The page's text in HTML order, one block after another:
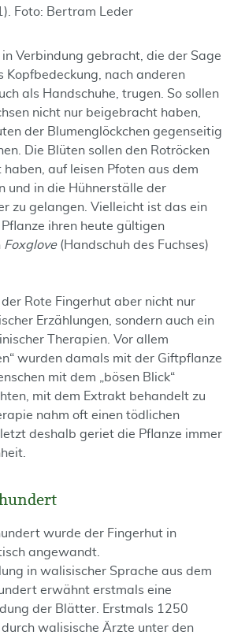
Foto: Bertram Leder
in Verbindung gebracht, die der Sage
Kopfbedeckung, nach anderen
als Handschuhe, trugen. So sollen
nicht nur beigebracht haben,
der Blumenglöckchen gegenseitig
Die Blüten sollen den Rotröcken
auf leisen Pfoten aus dem
und in die Hühnerställe der
zu gelangen. Vielleicht ist das ein
ihren heute gültigen
Foxglove(Handschuh des Fuchses)
Rote Fingerhut aber nicht nur
Erzählungen, sondern auch ein
Therapien. Vor allem
wurden damals mit der Giftpflanze
mit dem „bösen Blick“
mit dem Extrakt behandelt zu
nahm oft einen tödlichen
deshalb geriet die Pflanze immer
wurde der Fingerhut in
angewandt.
in walisischer Sprache aus dem
erwähnt erstmals eine
der Blätter. Erstmals 1250
walisische Ärzte unter den